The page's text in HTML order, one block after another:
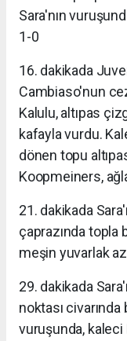
Sara'nın
1-0
16. dakikada
Cambiaso'nun
Kalulu, altıpas
kafayla vurdu.
dönen topu
Koopmeiners,
21. dakikada
çaprazında topla
meşin yuvarlak
29. dakikada
noktası
vuruşunda,